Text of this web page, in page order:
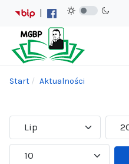
|
Start Aktualności